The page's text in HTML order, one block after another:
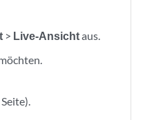
> Live-Ansichtaus.